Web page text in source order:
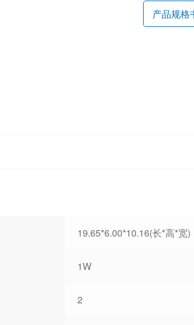
产品规格
19.65*6.00*10.16(长*高*宽)
1W
2